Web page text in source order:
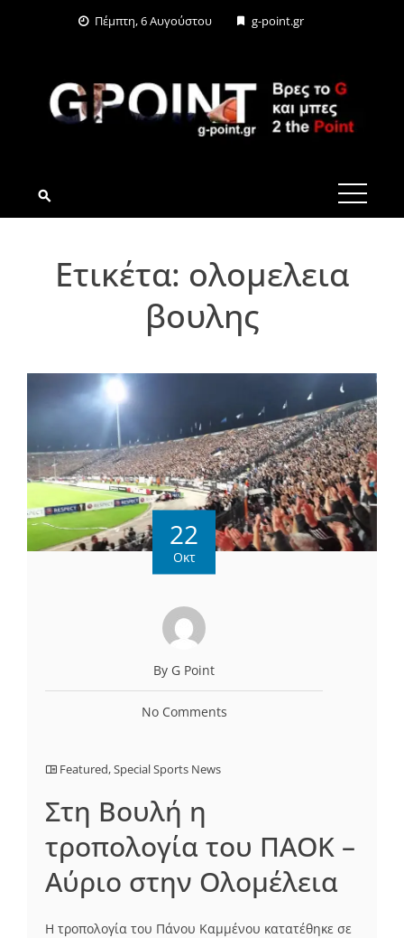
Πέμπτη, 6 Αυγούστου g-point.gr
G-POINT.GR
Ετικέτα: ολομελεια
βουλης
22
Οκτ
By G Point
No Comments
Featured,Special Sports News
Στη Βουλή η
τροπολογία του ΠΑΟΚ –
Αύριο στην Ολομέλεια
Η τροπολογία του Πάνου Καμμένου κατατέθηκε σε